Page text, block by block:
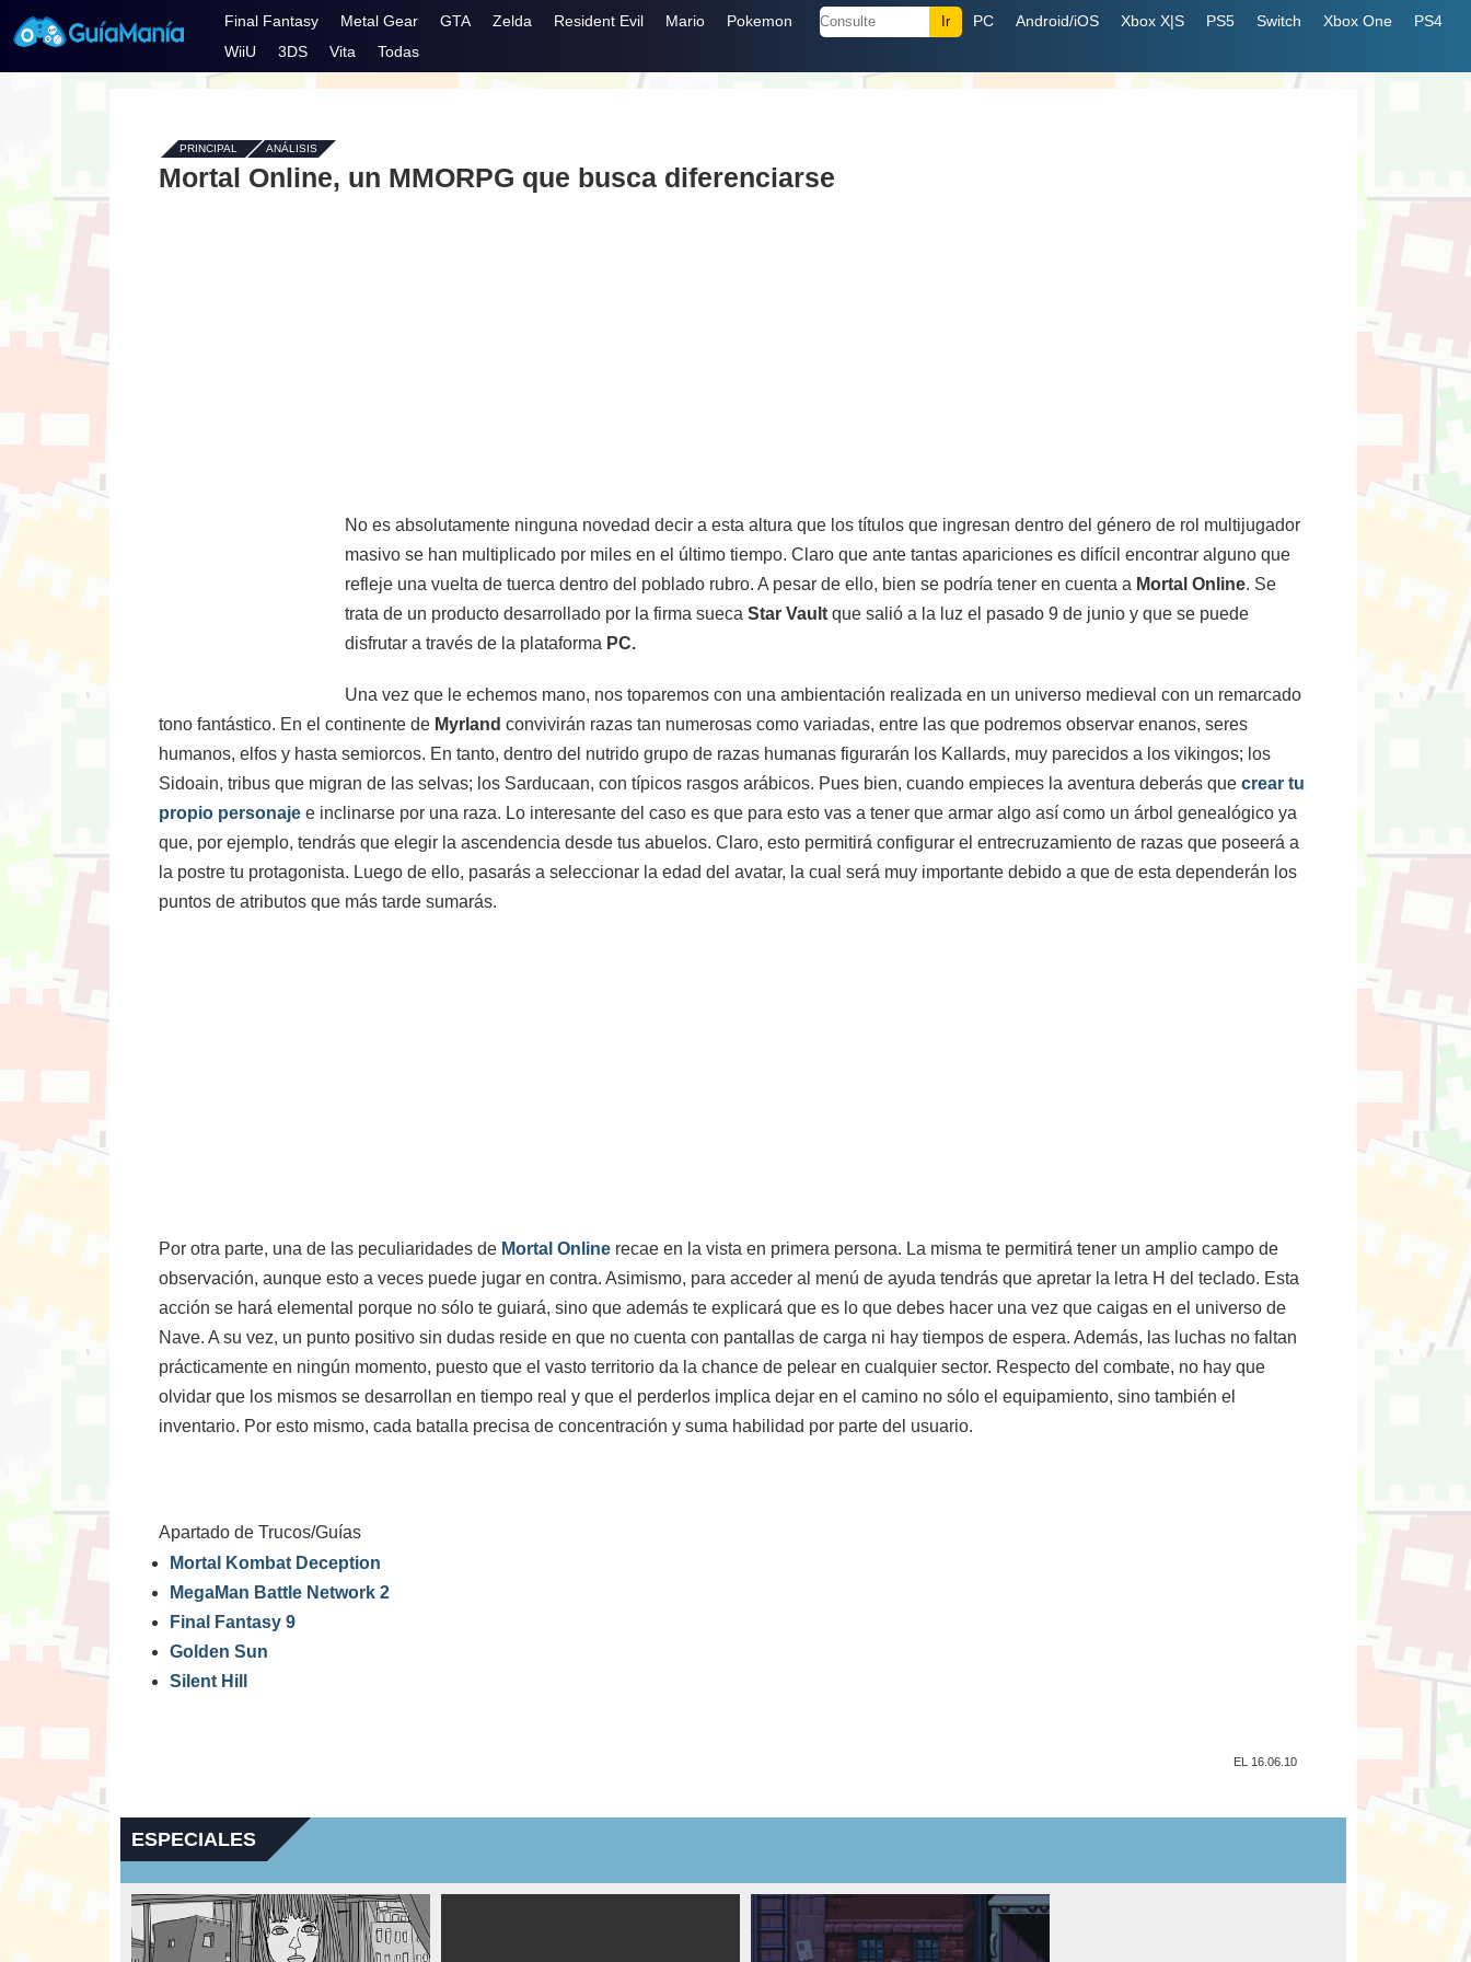
Final Fantasy Metal Gear GTA Zelda Resident Evil Mario Pokemon PC Android/iOS Xbox X|S PS5 Switch Xbox One
PS4
WiiU
3DS Vita Todas
PRINCIPAL - ANÁLISIS
Mortal Online, un MMORPG que busca diferenciarse
No es absolutamente ninguna novedad decir a esta altura que los títulos que ingresan dentro del género de rol multijugador
masivo se han multiplicado por miles en el último tiempo. Claro que ante tantas apariciones es difícil encontrar alguno que
refleje una vuelta de tuerca dentro del poblado rubro. A pesar de ello, bien se podría tener en cuenta a Mortal Online. Se
trata de un producto desarrollado por la firma sueca Star Vault que salió a la luz el pasado 9 de junio y que se puede
disfrutar a través de la plataforma PC.
Una vez que le echemos mano, nos toparemos con una ambientación realizada en un universo medieval con un remarcado
tono fantástico. En el continente de Myrland convivirán razas tan numerosas como variadas, entre las que podremos observar enanos, seres
humanos, elfos y hasta semiorcos. En tanto, dentro del nutrido grupo de razas humanas figurarán los Kallards, muy parecidos a los vikingos; los
Sidoain, tribus que migran de las selvas; los Sarducaan, con típicos rasgos arábicos. Pues bien, cuando empieces la aventura deberás que crear tu
propio personaje e inclinarse por una raza. Lo interesante del caso es que para esto vas a tener que armar algo así como un árbol genealógico ya
que, por ejemplo, tendrás que elegir la ascendencia desde tus abuelos. Claro, esto permitirá configurar el entrecruzamiento de razas que poseerá a
la postre tu protagonista. Luego de ello, pasarás a seleccionar la edad del avatar, la cual será muy importante debido a que de esta dependerán los
puntos de atributos que más tarde sumarás.
Por otra parte, una de las peculiaridades de Mortal Online recae en la vista en primera persona. La misma te permitirá tener un amplio campo de
observación, aunque esto a veces puede jugar en contra. Asimismo, para acceder al menú de ayuda tendrás que apretar la letra H del teclado. Esta
acción se hará elemental porque no sólo te guiará, sino que además te explicará que es lo que debes hacer una vez que caigas en el universo de
Nave. A su vez, un punto positivo sin dudas reside en que no cuenta con pantallas de carga ni hay tiempos de espera. Además, las luchas no faltan
prácticamente en ningún momento, puesto que el vasto territorio da la chance de pelear en cualquier sector. Respecto del combate, no hay que
olvidar que los mismos se desarrollan en tiempo real y que el perderlos implica dejar en el camino no sólo el equipamiento, sino también el
inventario. Por esto mismo, cada batalla precisa de concentración y suma habilidad por parte del usuario.
Apartado de Trucos/Guías
Mortal Kombat Deception
MegaMan Battle Network 2
Final Fantasy 9
Golden Sun
Silent Hill
EL 16.06.10
ESPECIALES